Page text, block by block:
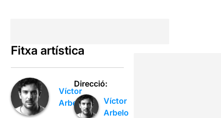
Fitxa artística
Víctor
Arbelo
Direcció:
Víctor
Arbelo